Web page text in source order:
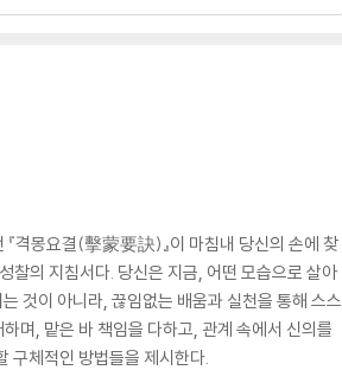
격몽요결(擊蒙要訣)』이 마침내 당신의 손에 찾
찰의 지침서다. 당신은 지금, 어떤 모습으로 살아
것이 아니라, 끊임없는 배움과 실천을 통해 스스
며, 맡은 바 책임을 다하고, 관계 속에서 신의를
구체적인 방법들을 제시한다.